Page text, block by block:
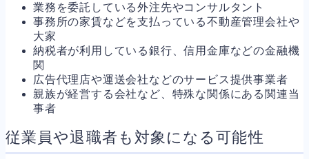
業務を委託している外注先やコンサルタント
事務所の家賃などを支払っている不動産管理会社や
大家
納税者が利用している銀行、信用金庫などの金融機
関
広告代理店や運送会社などのサービス提供事業者
親族が経営する会社など、特殊な関係にある関連当
事者
従業員や退職者も対象になる可能性